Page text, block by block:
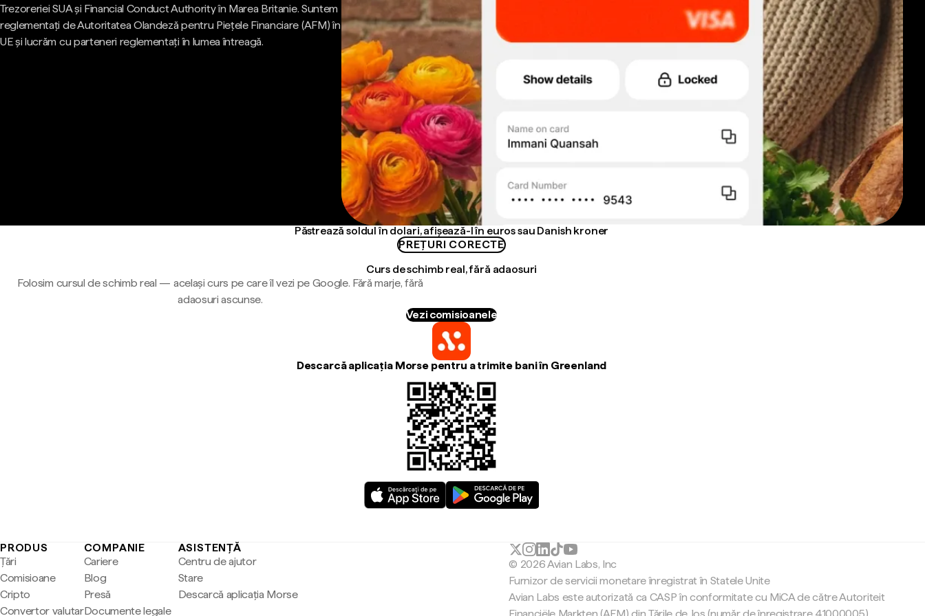
Trezoreriei SUA și Financial Conduct Authority în Marea Britanie. Suntem
reglementați de Autoritatea Olandeză pentru Piețele Financiare (AFM) în
UE și lucrăm cu parteneri reglementați în lumea întreagă.
Păstrează soldul în dolari, afișează-l în euros sau Danish kroner
PREȚURI CORECTE
Curs de schimb real, fără adaosuri
Folosim cursul de schimb real — același curs pe care îl vezi pe Google. Fără marje, fără
adaosuri ascunse.
Vezi comisioanele
Descarcă aplicația Morse pentru a trimite bani în Greenland
PRODUS
Țări
Comisioane
Cripto
Convertor valutar
COMPANIE
Cariere
Blog
Presă
Documente legale
ASISTENȚĂ
Centru de ajutor
Stare
Descarcă aplicația Morse
© 2026 Avian Labs, Inc
Furnizor de servicii monetare înregistrat în Statele Unite
Avian Labs este autorizată ca CASP în conformitate cu MiCA de către Autoriteit